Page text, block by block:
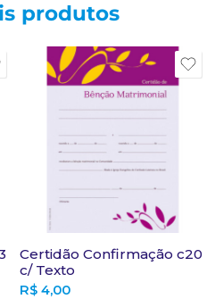
produtos
Certidão Confirmação c20
c/ Texto
R$ 4,00